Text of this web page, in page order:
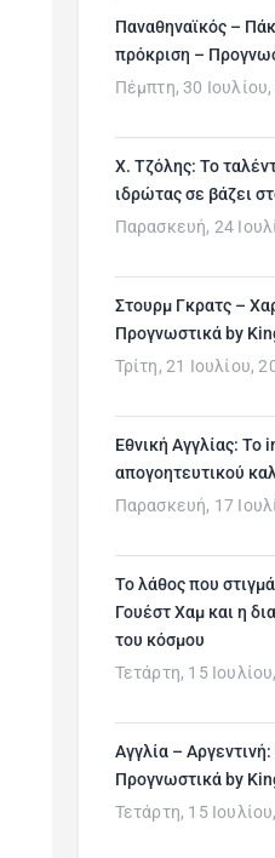
Παναθηναϊκός –
πρόκριση –
Πέμπτη, 30
Χ. Τζόλης: Το
ιδρώτας σε βάζει
Παρασκευή, 24
Στουρμ Γκρατς –
Προγνωστικά by
Τρίτη, 21 Ιουλίου,
Εθνική Αγγλίας: Το
απογοητευτικού
Παρασκευή, 17
Το λάθος που
Γουέστ Χαμ και η
του κόσμου
Τετάρτη, 15
Αγγλία –
Προγνωστικά by
Τετάρτη, 15